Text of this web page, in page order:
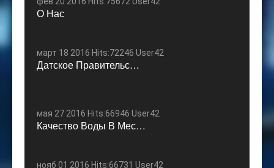
О Нас
март 18 2016 Hits:72246 User42
Датское Правительс…
мая 27 2016 Hits:66946 User42
Качество Воды В Мес…
нояб 01 2016 Hits:66731 User42